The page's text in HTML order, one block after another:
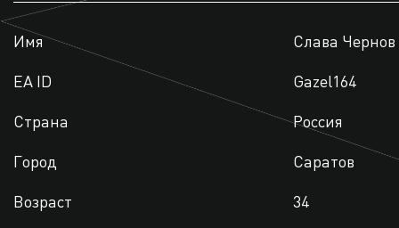
Имя
Слава Чернов
EA ID
Gazel164
Страна
Россия
Город
Саратов
Возраст
34